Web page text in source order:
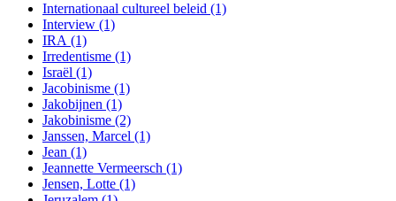
Internationaal cultureel beleid (1)
Interview (1)
IRA (1)
Irredentisme (1)
Israël (1)
Jacobinisme (1)
Jakobijnen (1)
Jakobinisme (2)
Janssen, Marcel (1)
Jean (1)
Jeannette Vermeersch (1)
Jensen, Lotte (1)